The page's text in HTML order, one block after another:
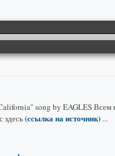
song by EAGLES Всем
здесь(ссылка на источник) ...